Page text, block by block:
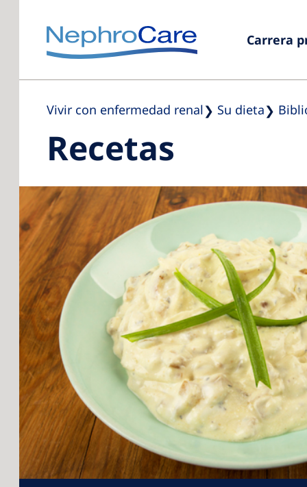
Carrera
Vivir con enfermedad renal Su dieta
Recetas